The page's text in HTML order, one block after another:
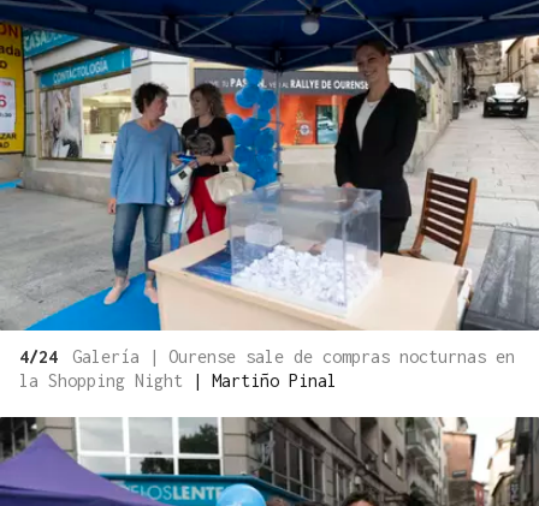
4/24
Galería | Ourense sale de compras nocturnas en
la Shopping Night
| Martiño Pinal